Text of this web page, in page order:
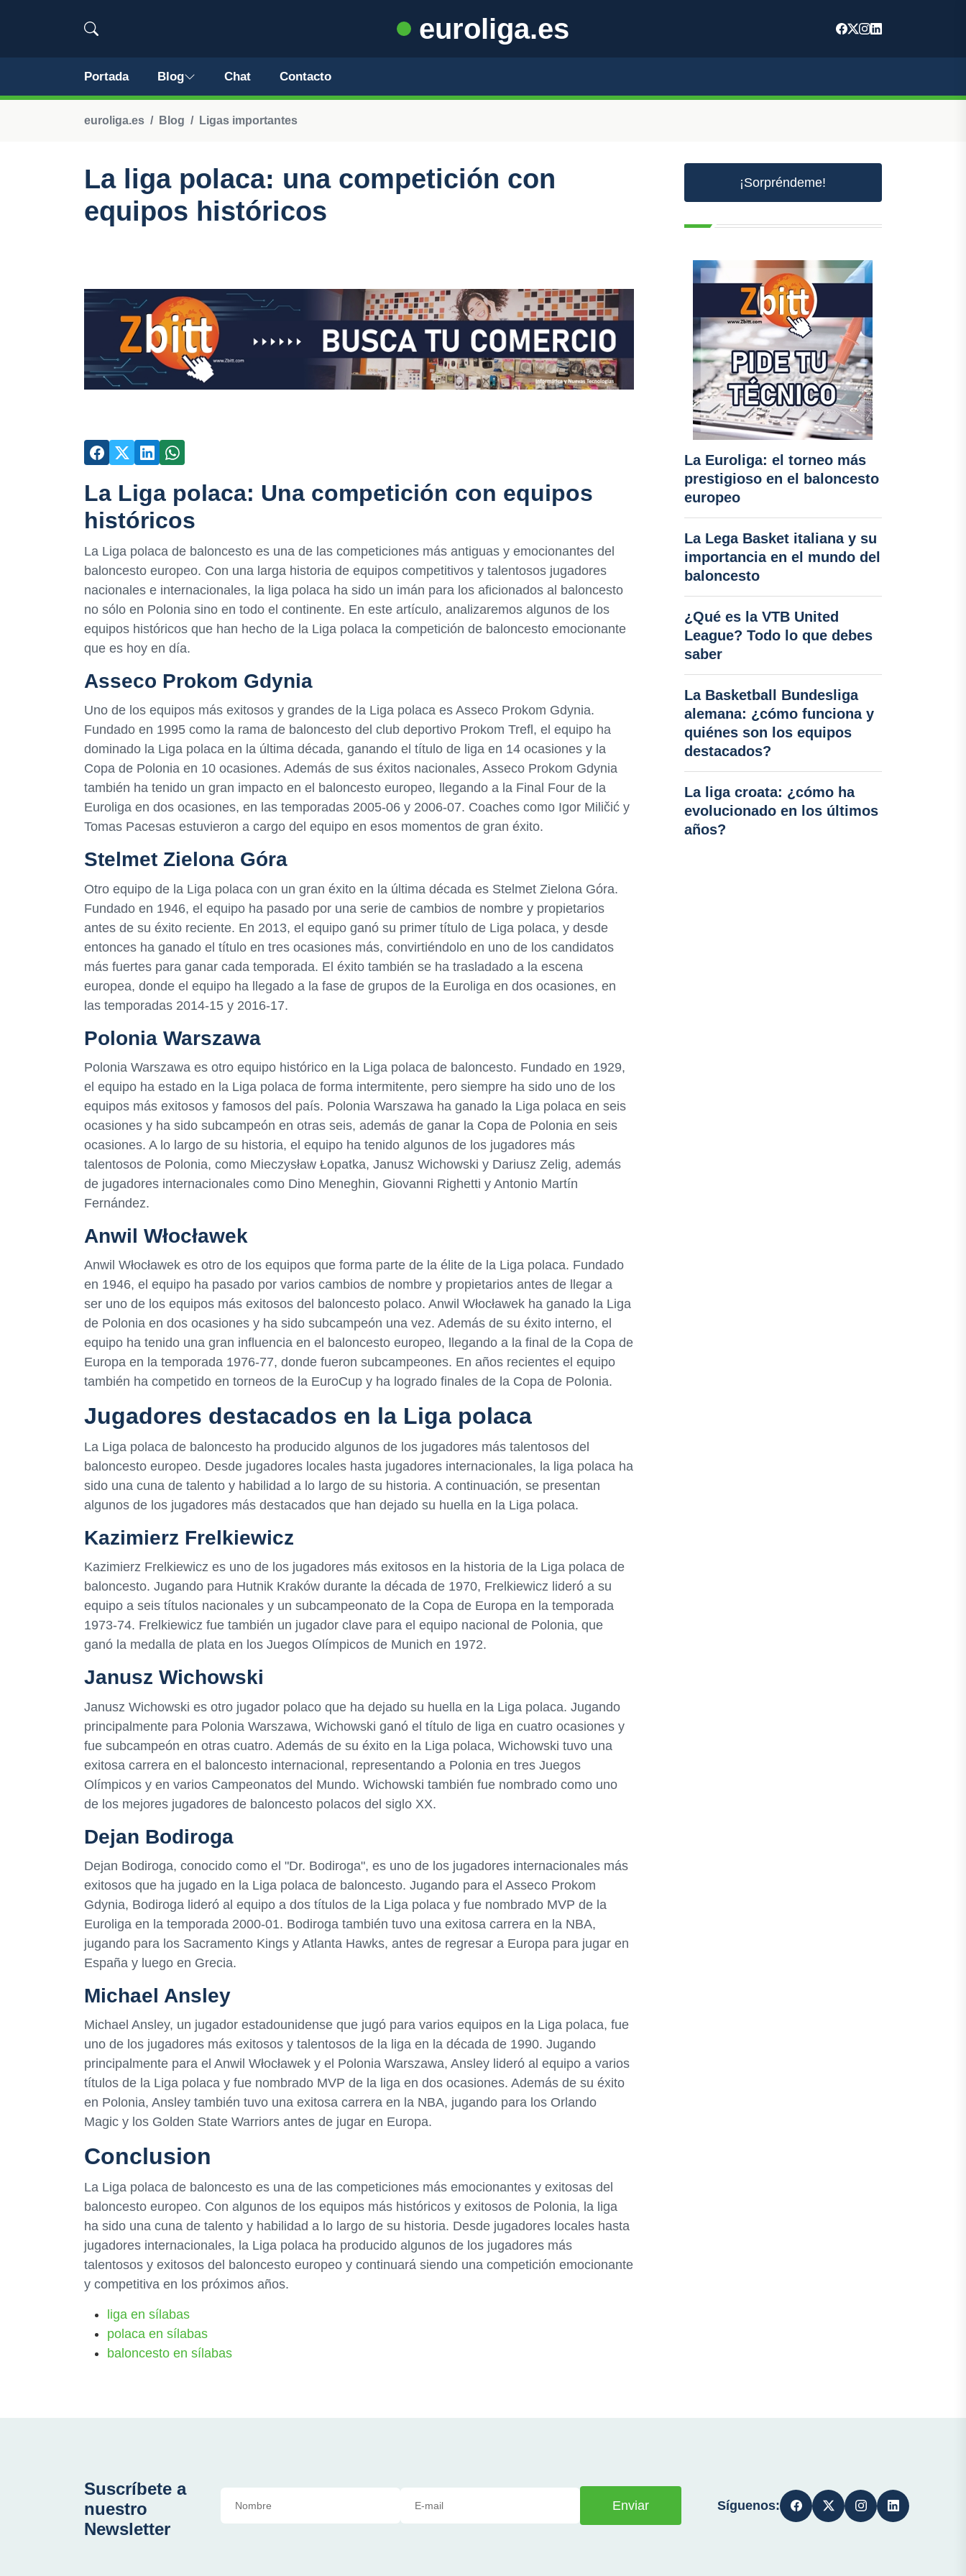
euroliga.es
Portada Blog Chat Contacto
euroliga.es Blog Ligas importantes
La liga polaca: una competición con
equipos históricos
La Liga polaca: Una competición con equipos
históricos
La Liga polaca de baloncesto es una de las competiciones más antiguas y emocionantes del
baloncesto europeo. Con una larga historia de equipos competitivos y talentosos jugadores
nacionales e internacionales, la liga polaca ha sido un imán para los aficionados al baloncesto
no sólo en Polonia sino en todo el continente. En este artículo, analizaremos algunos de los
equipos históricos que han hecho de la Liga polaca la competición de baloncesto emocionante
que es hoy en día.
Asseco Prokom Gdynia
Uno de los equipos más exitosos y grandes de la Liga polaca es Asseco Prokom Gdynia.
Fundado en 1995 como la rama de baloncesto del club deportivo Prokom Trefl, el equipo ha
dominado la Liga polaca en la última década, ganando el título de liga en 14 ocasiones y la
Copa de Polonia en 10 ocasiones. Además de sus éxitos nacionales, Asseco Prokom Gdynia
también ha tenido un gran impacto en el baloncesto europeo, llegando a la Final Four de la
Euroliga en dos ocasiones, en las temporadas 2005-06 y 2006-07. Coaches como Igor Miličić y
Tomas Pacesas estuvieron a cargo del equipo en esos momentos de gran éxito.
Stelmet Zielona Góra
Otro equipo de la Liga polaca con un gran éxito en la última década es Stelmet Zielona Góra.
Fundado en 1946, el equipo ha pasado por una serie de cambios de nombre y propietarios
antes de su éxito reciente. En 2013, el equipo ganó su primer título de Liga polaca, y desde
entonces ha ganado el título en tres ocasiones más, convirtiéndolo en uno de los candidatos
más fuertes para ganar cada temporada. El éxito también se ha trasladado a la escena
europea, donde el equipo ha llegado a la fase de grupos de la Euroliga en dos ocasiones, en
las temporadas 2014-15 y 2016-17.
Polonia Warszawa
Polonia Warszawa es otro equipo histórico en la Liga polaca de baloncesto. Fundado en 1929,
el equipo ha estado en la Liga polaca de forma intermitente, pero siempre ha sido uno de los
equipos más exitosos y famosos del país. Polonia Warszawa ha ganado la Liga polaca en seis
ocasiones y ha sido subcampeón en otras seis, además de ganar la Copa de Polonia en seis
ocasiones. A lo largo de su historia, el equipo ha tenido algunos de los jugadores más
talentosos de Polonia, como Mieczysław Łopatka, Janusz Wichowski y Dariusz Zelig, además
de jugadores internacionales como Dino Meneghin, Giovanni Righetti y Antonio Martín
Fernández.
Anwil Włocławek
Anwil Włocławek es otro de los equipos que forma parte de la élite de la Liga polaca. Fundado
en 1946, el equipo ha pasado por varios cambios de nombre y propietarios antes de llegar a
ser uno de los equipos más exitosos del baloncesto polaco. Anwil Włocławek ha ganado la Liga
de Polonia en dos ocasiones y ha sido subcampeón una vez. Además de su éxito interno, el
equipo ha tenido una gran influencia en el baloncesto europeo, llegando a la final de la Copa de
Europa en la temporada 1976-77, donde fueron subcampeones. En años recientes el equipo
también ha competido en torneos de la EuroCup y ha logrado finales de la Copa de Polonia.
Jugadores destacados en la Liga polaca
La Liga polaca de baloncesto ha producido algunos de los jugadores más talentosos del
baloncesto europeo. Desde jugadores locales hasta jugadores internacionales, la liga polaca ha
sido una cuna de talento y habilidad a lo largo de su historia. A continuación, se presentan
algunos de los jugadores más destacados que han dejado su huella en la Liga polaca.
Kazimierz Frelkiewicz
Kazimierz Frelkiewicz es uno de los jugadores más exitosos en la historia de la Liga polaca de
baloncesto. Jugando para Hutnik Kraków durante la década de 1970, Frelkiewicz lideró a su
equipo a seis títulos nacionales y un subcampeonato de la Copa de Europa en la temporada
1973-74. Frelkiewicz fue también un jugador clave para el equipo nacional de Polonia, que
ganó la medalla de plata en los Juegos Olímpicos de Munich en 1972.
Janusz Wichowski
Janusz Wichowski es otro jugador polaco que ha dejado su huella en la Liga polaca. Jugando
principalmente para Polonia Warszawa, Wichowski ganó el título de liga en cuatro ocasiones y
fue subcampeón en otras cuatro. Además de su éxito en la Liga polaca, Wichowski tuvo una
exitosa carrera en el baloncesto internacional, representando a Polonia en tres Juegos
Olímpicos y en varios Campeonatos del Mundo. Wichowski también fue nombrado como uno
de los mejores jugadores de baloncesto polacos del siglo XX.
Dejan Bodiroga
Dejan Bodiroga, conocido como el "Dr. Bodiroga", es uno de los jugadores internacionales más
exitosos que ha jugado en la Liga polaca de baloncesto. Jugando para el Asseco Prokom
Gdynia, Bodiroga lideró al equipo a dos títulos de la Liga polaca y fue nombrado MVP de la
Euroliga en la temporada 2000-01. Bodiroga también tuvo una exitosa carrera en la NBA,
jugando para los Sacramento Kings y Atlanta Hawks, antes de regresar a Europa para jugar en
España y luego en Grecia.
Michael Ansley
Michael Ansley, un jugador estadounidense que jugó para varios equipos en la Liga polaca, fue
uno de los jugadores más exitosos y talentosos de la liga en la década de 1990. Jugando
principalmente para el Anwil Włocławek y el Polonia Warszawa, Ansley lideró al equipo a varios
títulos de la Liga polaca y fue nombrado MVP de la liga en dos ocasiones. Además de su éxito
en Polonia, Ansley también tuvo una exitosa carrera en la NBA, jugando para los Orlando
Magic y los Golden State Warriors antes de jugar en Europa.
Conclusion
La Liga polaca de baloncesto es una de las competiciones más emocionantes y exitosas del
baloncesto europeo. Con algunos de los equipos más históricos y exitosos de Polonia, la liga
ha sido una cuna de talento y habilidad a lo largo de su historia. Desde jugadores locales hasta
jugadores internacionales, la Liga polaca ha producido algunos de los jugadores más
talentosos y exitosos del baloncesto europeo y continuará siendo una competición emocionante
y competitiva en los próximos años.
liga en sílabas
polaca en sílabas
baloncesto en sílabas
¡Sorpréndeme!
La Euroliga: el torneo más
prestigioso en el baloncesto
europeo
La Lega Basket italiana y su
importancia en el mundo del
baloncesto
¿Qué es la VTB United
League? Todo lo que debes
saber
La Basketball Bundesliga
alemana: ¿cómo funciona y
quiénes son los equipos
destacados?
La liga croata: ¿cómo ha
evolucionado en los últimos
años?
Suscríbete a
nuestro
Newsletter
Enviar Síguenos: